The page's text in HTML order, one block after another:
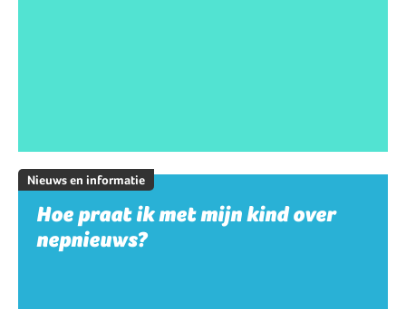
Nieuws en informatie
Hoe praat ik met mijn kind over
nepnieuws?